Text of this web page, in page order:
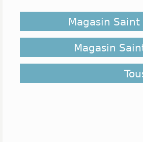
magasins situés à moins de
vous intéresser. Ils sont
Zacharie au plus éloigné.
Magasin
Magasin